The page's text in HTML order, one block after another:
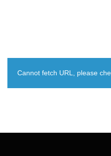
Cannot fetch URL, please